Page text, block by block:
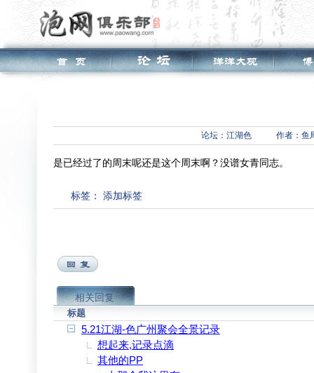
论坛： 江湖色 作者：鱼
是已经过了的周末呢还是这个周末啊？没谱女青同志。
标签： 添加标签
相关回复
标题
5.21江湖-色广州聚会全景记录
想起来,记录点滴
其他的PP